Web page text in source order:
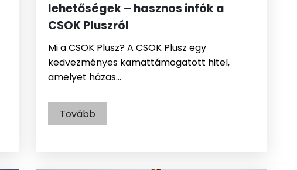
lehetőségek – hasznos infók a
CSOK Pluszról
Mi a CSOK Plusz? A CSOK Plusz egy
kedvezményes kamattámogatott hitel,
amelyet házas…
Tovább